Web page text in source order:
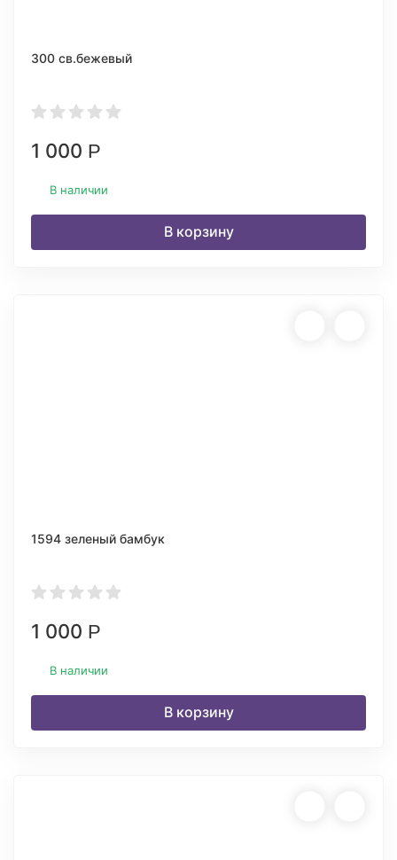
300 св.бежевый
1 000 Р
В наличии
В корзину
1594 зеленый бамбук
1 000 Р
В наличии
В корзину